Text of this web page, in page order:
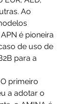
Ao
é pioneira
de uso de
para a
O primeiro
a adotar o